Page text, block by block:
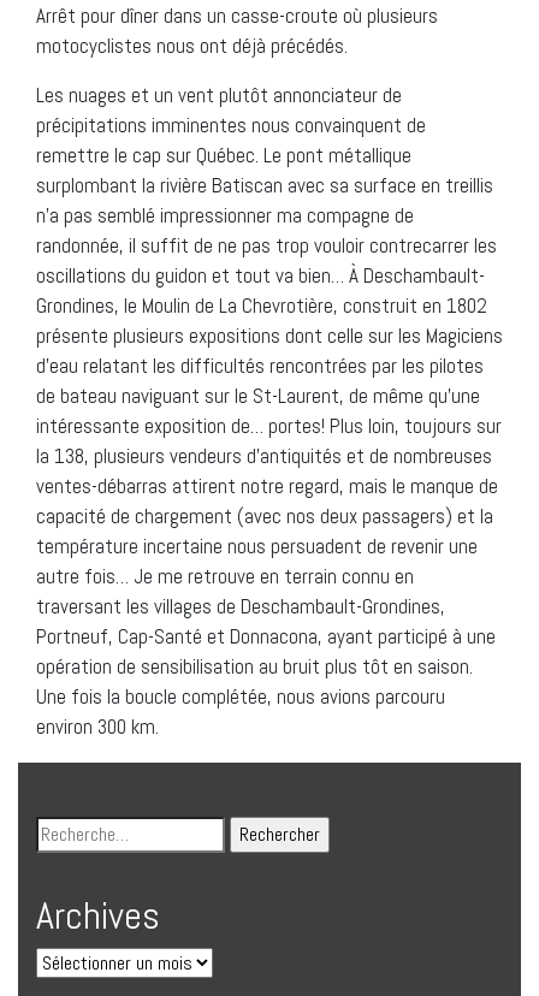
Arrêt pour dîner dans un casse-croute où plusieurs
motocyclistes nous ont déjà précédés.
Les nuages et un vent plutôt annonciateur de
précipitations imminentes nous convainquent de
remettre le cap sur Québec. Le pont métallique
surplombant la rivière Batiscan avec sa surface en treillis
n’a pas semblé impressionner ma compagne de
randonnée, il suffit de ne pas trop vouloir contrecarrer les
oscillations du guidon et tout va bien… À Deschambault-
Grondines, le Moulin de La Chevrotière, construit en 1802
présente plusieurs expositions dont celle sur les Magiciens
d’eau relatant les difficultés rencontrées par les pilotes
de bateau naviguant sur le St-Laurent, de même qu’une
intéressante exposition de… portes! Plus loin, toujours sur
la 138, plusieurs vendeurs d’antiquités et de nombreuses
ventes-débarras attirent notre regard, mais le manque de
capacité de chargement (avec nos deux passagers) et la
température incertaine nous persuadent de revenir une
autre fois… Je me retrouve en terrain connu en
traversant les villages de Deschambault-Grondines,
Portneuf, Cap-Santé et Donnacona, ayant participé à une
opération de sensibilisation au bruit plus tôt en saison.
Une fois la boucle complétée, nous avions parcouru
environ 300 km.
Archives